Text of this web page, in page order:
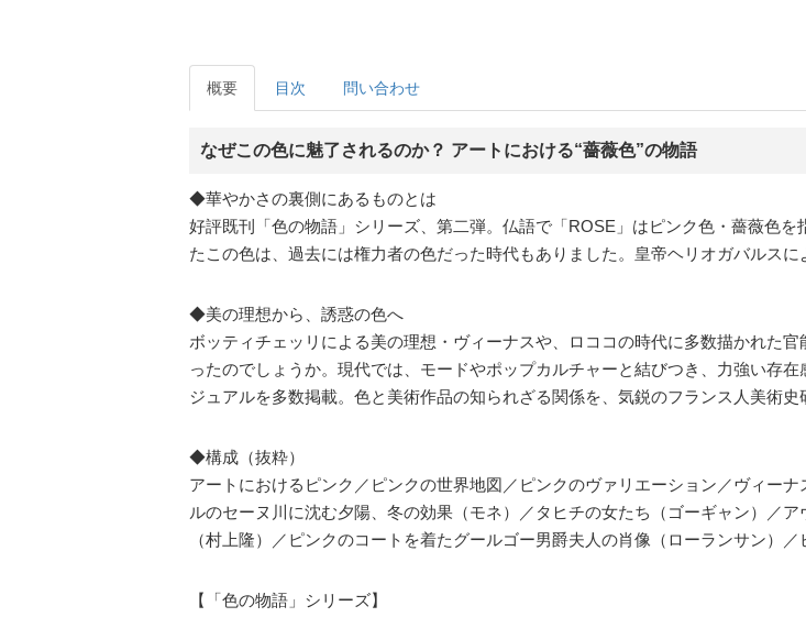
概要 目次 問い合わせ
なぜこの色に魅了されるのか？ アートにおける“薔薇色”の物語
◆華やかさの裏側にあるものとは
好評既刊「色の物語」シリーズ、第二弾。仏語で「ROSE」はピンク色・薔薇色
たこの色は、過去には権力者の色だった時代もありました。皇帝ヘリオガバルス
◆美の理想から、誘惑の色へ
ボッティチェッリによる美の理想・ヴィーナスや、ロココの時代に多数描かれた
ったのでしょうか。現代では、モードやポップカルチャーと結びつき、力強い存
ジュアルを多数掲載。色と美術作品の知られざる関係を、気鋭のフランス人美術史
◆構成（抜粋）
アートにおけるピンク／ピンクの世界地図／ピンクのヴァリエーション／ヴィー
ルのセーヌ川に沈む夕陽、冬の効果（モネ）／タヒチの女たち（ゴーギャン）／
（村上隆）／ピンクのコートを着たグールゴー男爵夫人の肖像（ローランサン）
【「色の物語」シリーズ】